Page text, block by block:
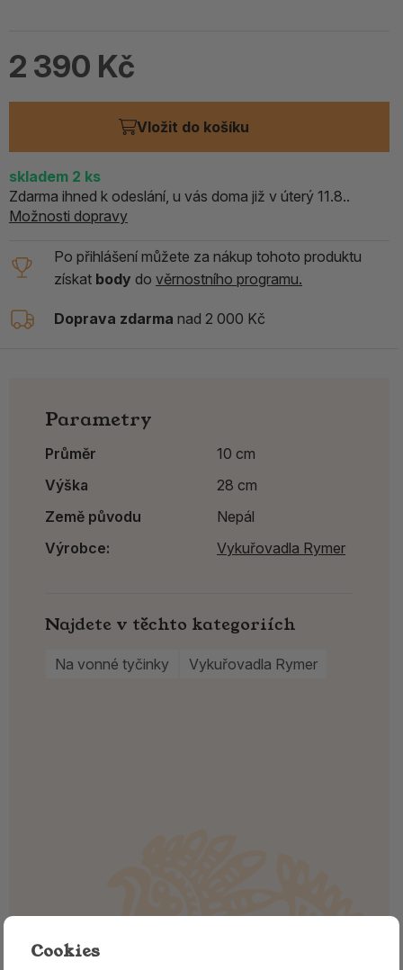
2 390 Kč
Vložit do košíku
skladem 2 ks
Zdarma ihned k odeslání, u vás doma již v úterý 11.8..
Možnosti dopravy
Po přihlášení můžete za nákup tohoto produktu
získat body do věrnostního programu.
Doprava zdarma nad 2 000 Kč
Parametry
Průměr
10 cm
Výška
28 cm
Země původu
Nepál
Výrobce:
Vykuřovadla Rymer
Najdete v těchto kategoriích
Na vonné tyčinky Vykuřovadla Rymer
Cookies